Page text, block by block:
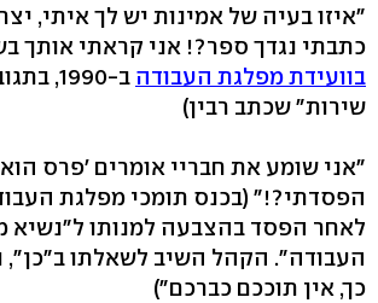
"איזו בעיה של אמינות יש לך איתי,
כתבתי נגדך ספר?! אני קראתי אותך
בוועידת מפלגת העבודה
ב-
שירות" שכתב רבין)
"אני שומע את חבריי אומרים 'פרס הוא
לאחר הפסד בהצבעה למנותו ל"נשיא
העבודה". הקהל השיב לשאלתו
כך, אין תוככם כברכם")